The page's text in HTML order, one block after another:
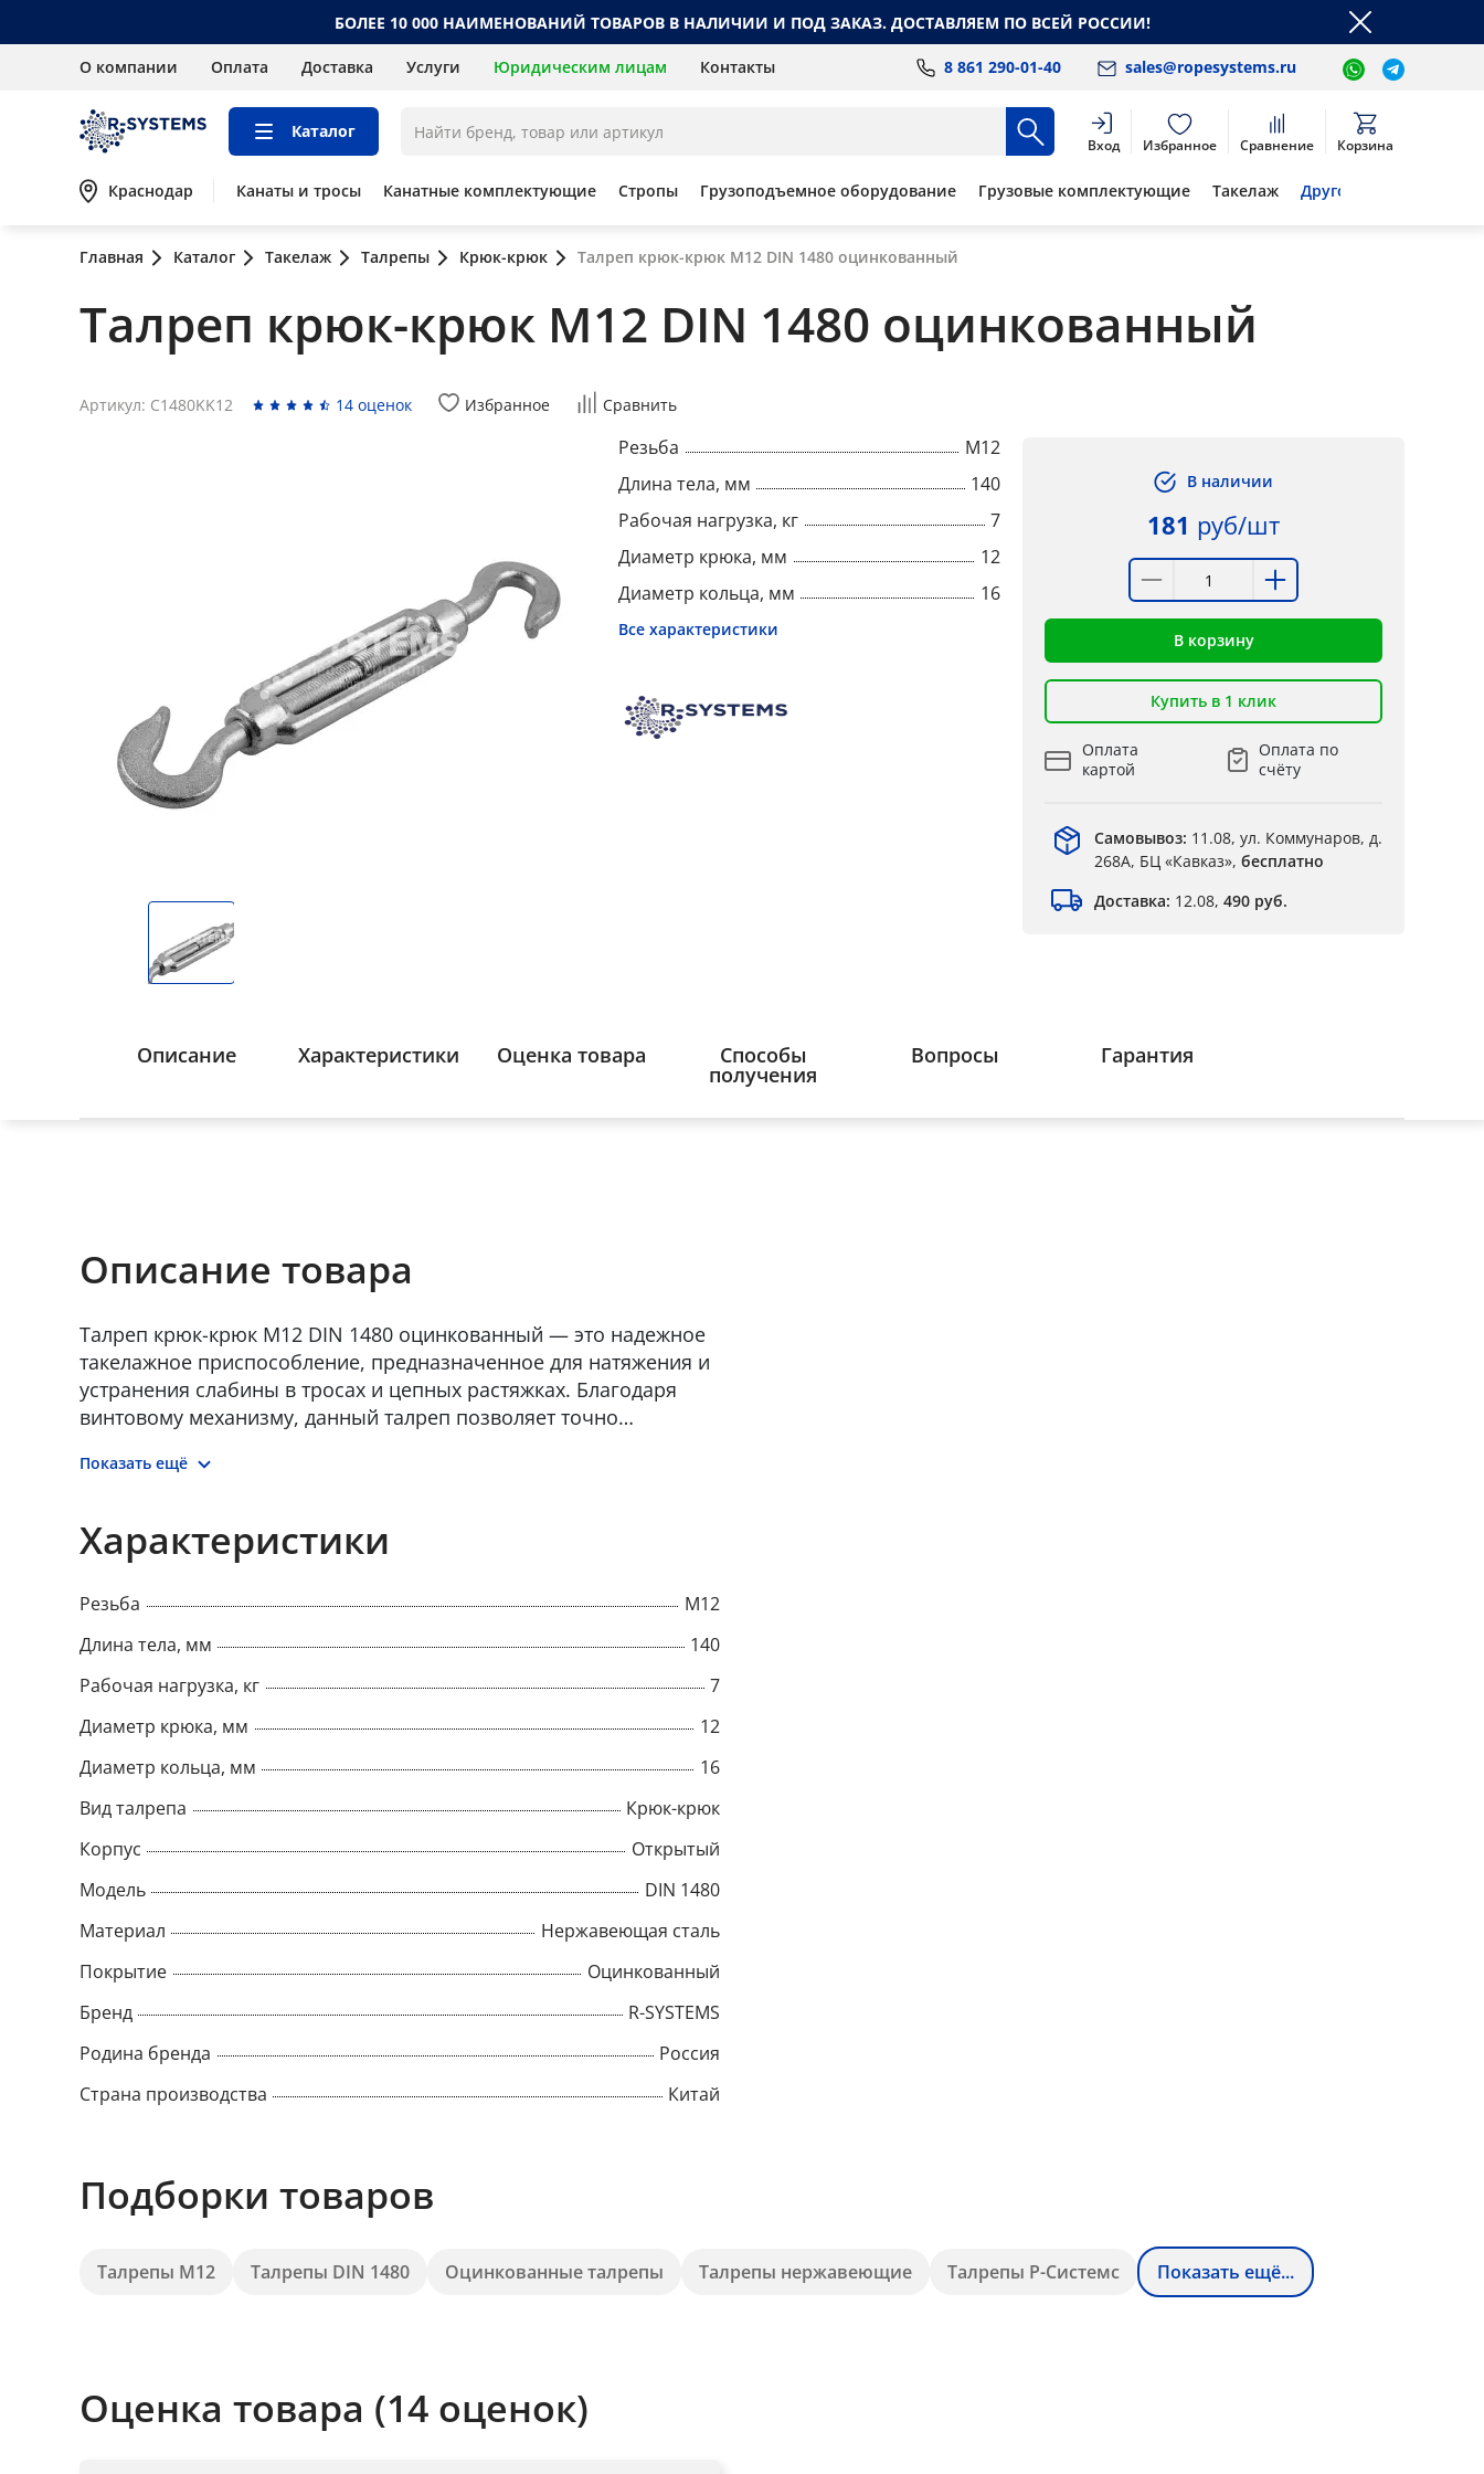
БОЛЕЕ 10 000 НАИМЕНОВАНИЙ ТОВАРОВ В НАЛИЧИИ И ПОД ЗАКАЗ. ДОСТАВЛЯЕМ ПО ВСЕЙ РОССИИ!
О компании Оплата Доставка Услуги Юридическим лицам Контакты 8 861 290-01-40 sales@ropesystems.ru
Каталог
Вход Избранное Сравнение Корзина
Краснодар Канаты и тросы Канатные комплектующие Стропы Грузоподъемное оборудование Грузовые комплектующие Такелаж Другое
Главная Каталог Такелаж Талрепы Крюк-крюк Талреп крюк-крюк М12 DIN 1480 оцинкованный
Талреп крюк-крюк М12 DIN 1480 оцинкованный
Артикул: C1480KK12 14 оценок Избранное Сравнить
Резьба
M12
Длина тела, мм
140
Рабочая нагрузка, кг
7
Диаметр крюка, мм
12
Диаметр кольца, мм
16
Все характеристики
В наличии
181 руб/шт
В корзину
Купить в 1 клик
Оплата
картой
Оплата по
счёту
Самовывоз: 11.08, ул. Коммунаров, д.
268А, БЦ «Кавказ», бесплатно
Доставка: 12.08, 490 руб.
Описание Характеристики Оценка товара Способы
получения
Вопросы Гарантия
Описание товара
Талреп крюк-крюк М12 DIN 1480 оцинкованный — это надежное
такелажное приспособление, предназначенное для натяжения и
устранения слабины в тросах и цепных растяжках. Благодаря
винтовому механизму, данный талреп позволяет точно
фиксацию. Оцинкованное покрытие защищает изделие от
крюк-крюк М12 идеально подходит для использования в
строительстве, судоходстве и других областях, где требуется
гарантирует соответствие международным стандартам качества.
Заказывайте талреп М12 крюк-крюк прямо сейчас в нашем
Показать ещё
Характеристики
Резьба
M12
Длина тела, мм
140
Рабочая нагрузка, кг
7
Диаметр крюка, мм
12
Диаметр кольца, мм
16
Вид талрепа
Крюк-крюк
Корпус
Открытый
Модель
DIN 1480
Материал
Нержавеющая сталь
Покрытие
Оцинкованный
Бренд
R-SYSTEMS
Родина бренда
Россия
Страна производства
Китай
Подборки товаров
Талрепы М12 Талрепы DIN 1480 Оцинкованные талрепы Талрепы нержавеющие Талрепы Р-Системс Показать ещё...
Оценка товара (14 оценок)